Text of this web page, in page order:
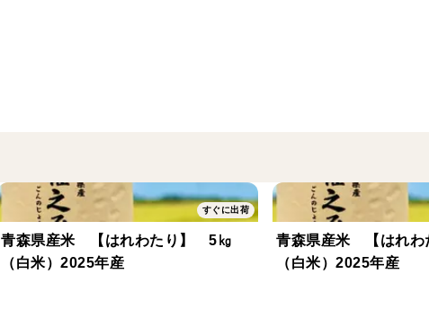
すぐに出荷
青森県産米 【はれわたり】 5㎏
（白米）2025年産
青森県産米 【はれ
（白米）2025年産